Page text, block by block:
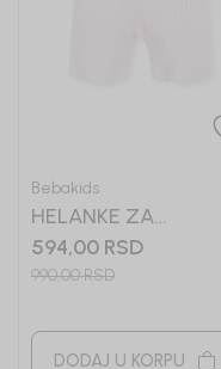
Bebakids
HELANKE ZA
DEVOJČICE DEVORA
594,00 RSD
990,00RSD
DODAJ U KORPU